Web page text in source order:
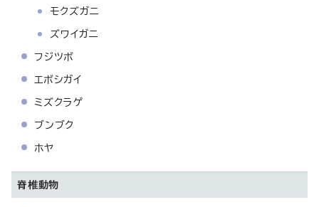
モクズガニ
ズワイガニ
フジツボ
エボシガイ
ミズクラゲ
ブンブク
ホヤ
脊椎動物